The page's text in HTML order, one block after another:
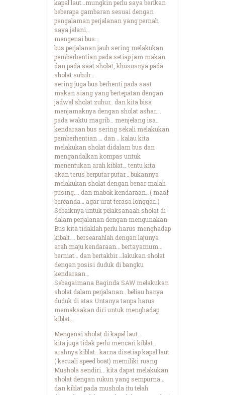
kapal laut…mungkin perlu saya berikan
beberapa gambaran sesuai dengan
pengalaman perjalanan yang pernah
saya jalani…
mengenai bus…
bus perjalanan jauh sering melakukan
pemberhentian pada setiap jam makan
dan pada saat sholat, khususnya pada
sholat subuh…
sering juga bus berhenti pada saat
makan siang yang bertepatan dengan
jadwal sholat zuhur.. dan kita bisa
menjamaknya dengan sholat ashar….
pada waktu magrib… menjelang isa..
kendaraan bus sering sekali melakukan
pemberhentian … dan .. kalau kita
melakukan sholat didalam bus dan
mengandalkan kompas untuk
menentukan arah kiblat… tentu kita
akan terus berputar putar… bukannya
melakukan sholat dengan benar malah
pusing…. dan mabok kendaraan…( maaf
bercanda… agar urat terasa longgar..)
Sebaiknya untuk pelaksanaah sholat di
dalam perjalanan dengan mengunakan
Bus kita tidaklah perlu harus menghadap
kibalt…. bersearahlah dengan lajunya
arah maju kendaraan… bertayamum…
berniat… dan bertakbir….lakukan sholat
dengan posisi duduk di bangku
kendaraan…
Sebagaimana Baginda SAW melakukan
sholat dalam perjalanan.. beliau hanya
duduk di atas Untanya tanpa harus
memaksakan diri untuk menghadap
kiblat…
Mengenai sholat di kapal laut…
kita juga tidak perlu mencari kiblat…
arahnya kiblat.. karna disetiap kapal laut
( kecuali speed boat) memiliki ruang
Mushola sendiri… kita dapat melakukan
sholat dengan rukun yang sempurna…
dan kiblat pada mushola itu telah